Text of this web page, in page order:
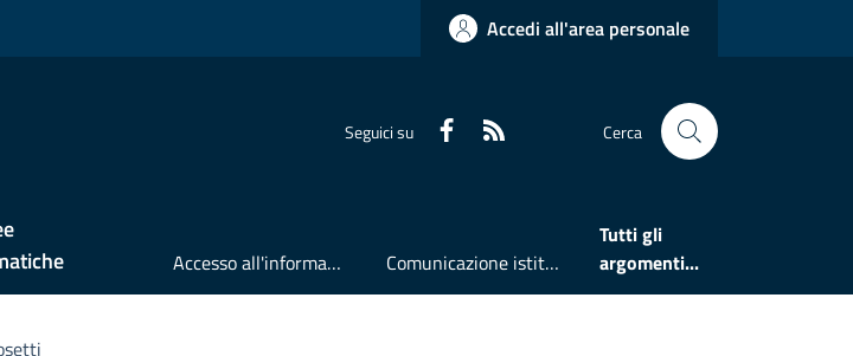
Accedi all'area personale
Seguici su Faceboook Cerca
Accesso all'informazione Comunicazione istituzionale
Tutti gli
argomenti...